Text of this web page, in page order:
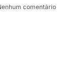
comentário